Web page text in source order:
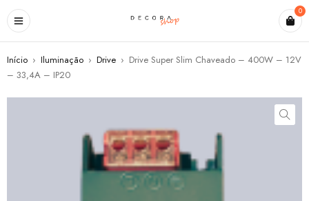
0
Início › Iluminação › Drive › Drive Super Slim Chaveado – 400W – 12V
– 33,4A – IP20